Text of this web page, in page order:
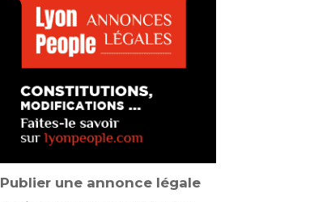
Publier une annonce légale